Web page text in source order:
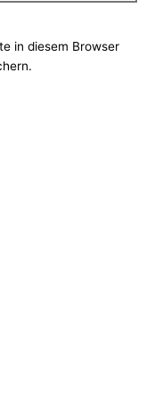
in diesem Browser